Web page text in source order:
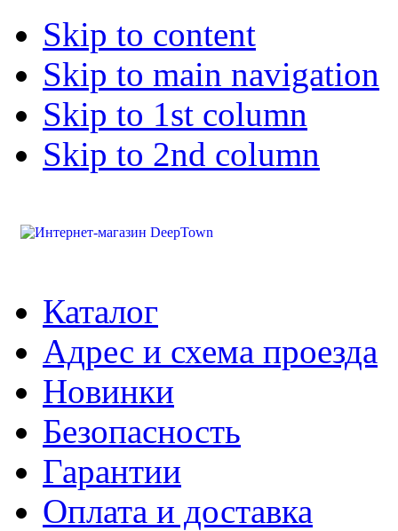
Skip to content
Skip to main navigation
Skip to 1st column
Skip to 2nd column
Каталог
Адрес и схема проезда
Новинки
Безопасность
Гарантии
Оплата и доставка